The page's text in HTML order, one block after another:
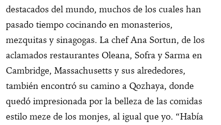
destacados del mundo, muchos de los cuales han
pasado tiempo cocinando en monasterios,
mezquitas y sinagogas. La chef Ana Sortun, de los
aclamados restaurantes Oleana, Sofra y Sarma en
Cambridge, Massachusetts y sus alrededores,
también encontró su camino a Qozhaya, donde
quedó impresionada por la belleza de las comidas
estilo meze de los monjes, al igual que yo. “Había